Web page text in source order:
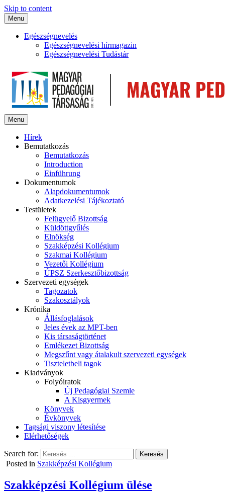
Skip to content
Menu
Egészségnevelés
Egészségnevelési hírmagazin
Egészségnevelési Tudástár
Menu
Hírek
Bemutatkozás
Bemutatkozás
Introduction
Einführung
Dokumentumok
Alapdokumentumok
Adatkezelési Tájékoztató
Testületek
Felügyelő Bizottság
Küldöttgyűlés
Elnökség
Szakképzési Kollégium
Szakmai Kollégium
Vezetői Kollégium
ÚPSZ Szerkesztőbizottság
Szervezeti egységek
Tagozatok
Szakosztályok
Krónika
Állásfoglalások
Jeles évek az MPT-ben
Kis társaságtörténet
Emlékezet Bizottság
Megszűnt vagy átalakult szervezeti egységek
Tiszteletbeli tagok
Kiadványok
Folyóiratok
Új Pedagógiai Szemle
A Kisgyermek
Könyvek
Évkönyvek
Tagsági viszony létesítése
Elérhetőségek
Search for:
Posted in Szakképzési Kollégium
Szakképzési Kollégium ülése